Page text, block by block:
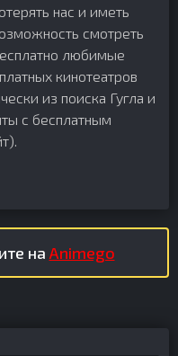
нас и иметь
смотреть
любимые
кинотеатров
из поиска Гугла и
с бесплатным
на Animego